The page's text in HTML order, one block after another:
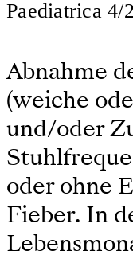
Paediatrica 4/
Abnahme
(weiche
und/oder
oder ohne
Fieber. In